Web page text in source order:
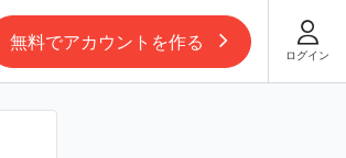
無料でアカウントを作る
ログイン